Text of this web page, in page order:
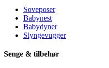
Soveposer
Babynest
Babydyner
Slyngevugger
Senge & tilbehør